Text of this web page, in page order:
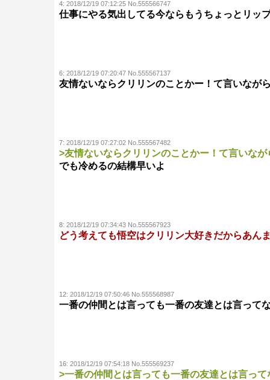
4: 2018/12/19 07:12:25 No.555566747
仕事にやる気出してる今ならもうちょっとリッ
6: 2018/12/19 07:20:47 No.555567137
友情ないならクリリンのことかー！て言いなが
7: 2018/12/19 07:27:02 No.555567482
>友情ないならクリリンのことかー！て言いな
でも冷めるの結構早いよ
8: 2018/12/19 07:34:43 No.555567923
どう考えても悟空はクリリン大好きだからあん
12: 2018/12/19 07:50:46 No.555568987
一番の仲間とは言っても一番の友達とは言って
16: 2018/12/19 07:54:18 No.555569237
>一番の仲間とは言っても一番の友達とは言っ